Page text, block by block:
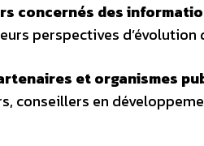
concernés des
perspectives d’évolution
et organismes
conseillers en